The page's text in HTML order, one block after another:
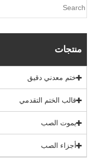
منتجات
ختم معدني دقيق
قالب الختم التقدمي
يموت الصب
أجزاء الصب